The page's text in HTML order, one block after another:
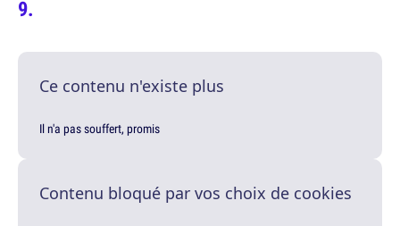
Ce contenu n'existe plus
Il n'a pas souffert, promis
Contenu bloqué par vos choix de cookies